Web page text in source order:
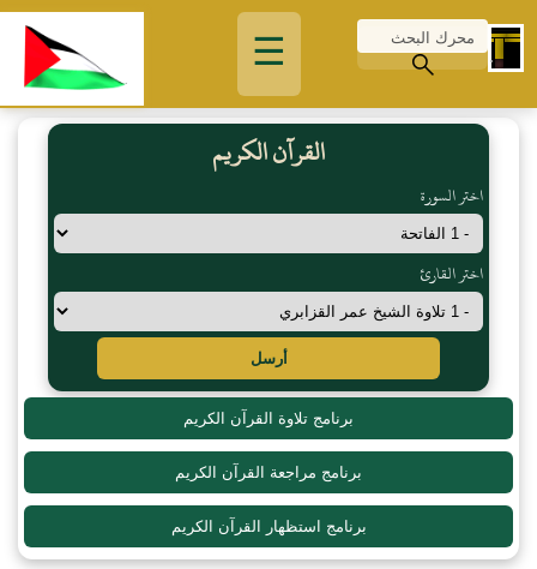
☰
القرآن الكريم
اختر السورة
اختر القارئ
أرسل
برنامج تلاوة القرآن الكريم
برنامج مراجعة القرآن الكريم
برنامج استظهار القرآن الكريم